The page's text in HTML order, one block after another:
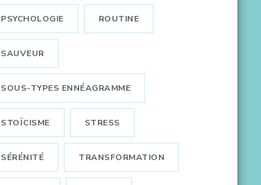
PSYCHOLOGIE ROUTINE
SAUVEUR
SOUS-TYPES ENNÉAGRAMME
STOÏCISME STRESS
SÉRÉNITÉ TRANSFORMATION